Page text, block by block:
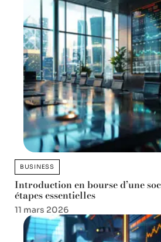
BUSINESS
Introduction en bourse d’une
étapes essentielles
11 mars 2026